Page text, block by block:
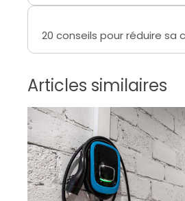
Articles similaires